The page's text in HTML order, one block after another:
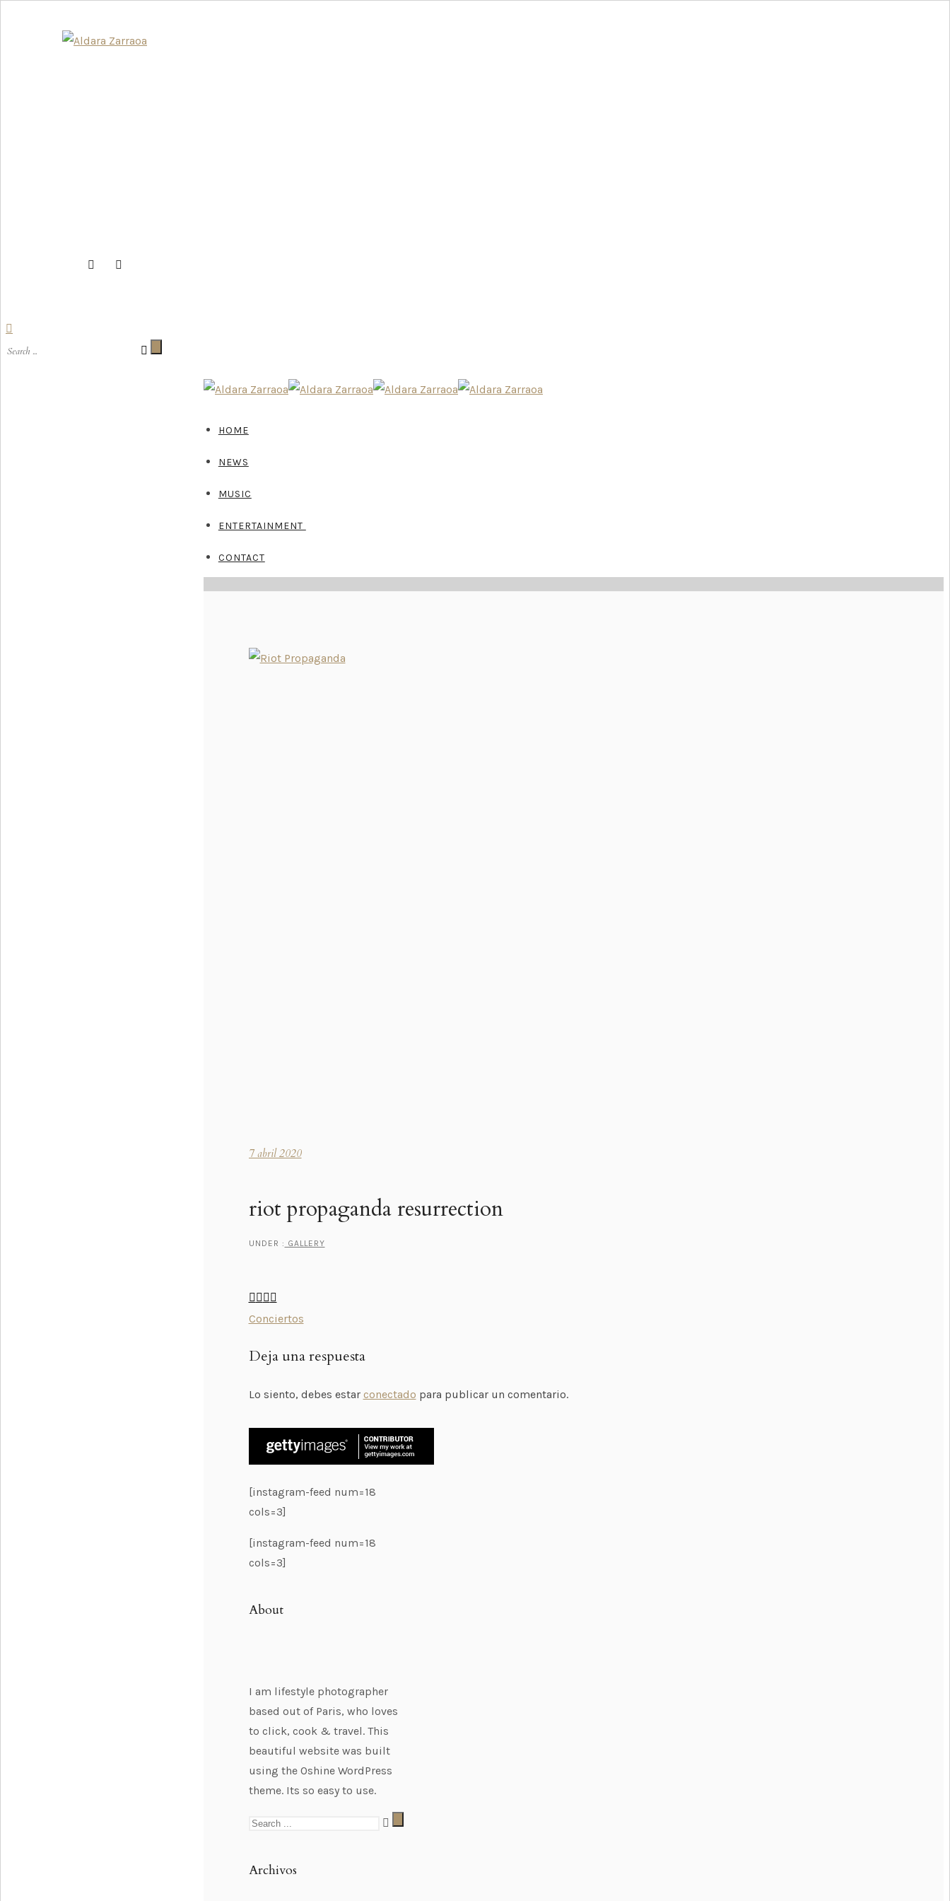
HOME
NEWS
MUSIC
ENTERTAINMENT
CONTACT
7 abril 2020
riot propaganda resurrection
UNDER : GALLERY
Conciertos
Deja una respuesta
Lo siento, debes estar conectado para publicar un comentario.
[instagram-feed num=18
cols=3]
[instagram-feed num=18
cols=3]
About
I am lifestyle photographer
based out of Paris, who loves
to click, cook & travel. This
beautiful website was built
using the Oshine WordPress
theme. Its so easy to use.
Archivos